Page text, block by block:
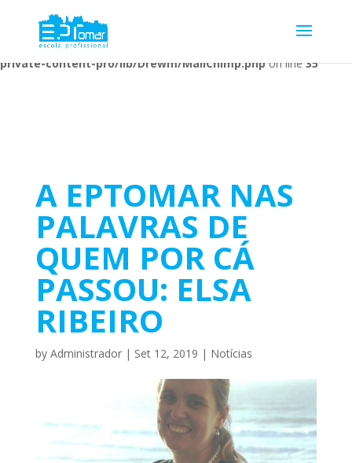
Warning: Undefined array key 1 in
/home/escolaprofission/public_html/wp-content/plugins/wp-
private-content-pro/lib/Drewm/MailChimp.phpon line35
A EPTOMAR NAS
PALAVRAS DE
QUEM POR CÁ
PASSOU: ELSA
RIBEIRO
by Administrador| Set 12, 2019 | Notícias